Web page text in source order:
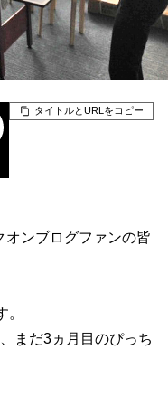
タイトルとURLをコピー
ンブログファンの皆
まだ3ヵ月目のぴっち